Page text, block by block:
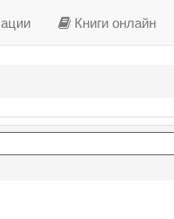
Книги онлайн